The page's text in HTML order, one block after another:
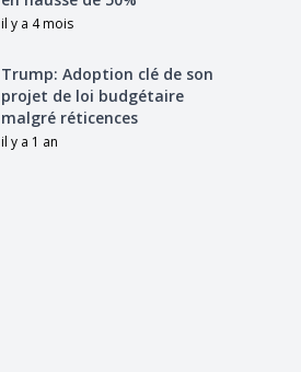
il y a 4 mois
Trump: Adoption clé de son
projet de loi budgétaire
malgré réticences
il y a 1 an